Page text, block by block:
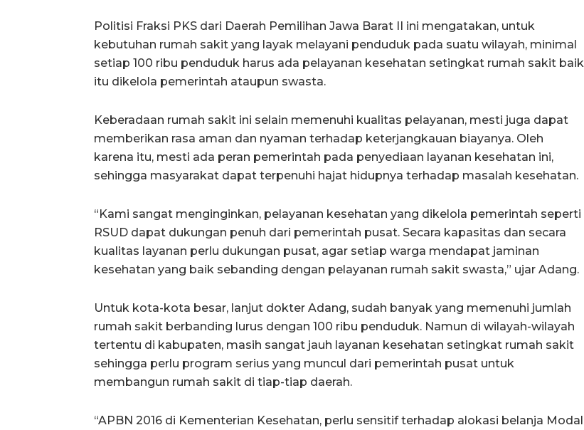
Politisi Fraksi PKS dari Daerah Pemilihan Jawa Barat II ini mengatakan, untuk
kebutuhan rumah sakit yang layak melayani penduduk pada suatu wilayah, minimal
setiap 100 ribu penduduk harus ada pelayanan kesehatan setingkat rumah sakit baik
itu dikelola pemerintah ataupun swasta.
Keberadaan rumah sakit ini selain memenuhi kualitas pelayanan, mesti juga dapat
memberikan rasa aman dan nyaman terhadap keterjangkauan biayanya. Oleh
karena itu, mesti ada peran pemerintah pada penyediaan layanan kesehatan ini,
sehingga masyarakat dapat terpenuhi hajat hidupnya terhadap masalah kesehatan.
“Kami sangat menginginkan, pelayanan kesehatan yang dikelola pemerintah seperti
RSUD dapat dukungan penuh dari pemerintah pusat. Secara kapasitas dan secara
kualitas layanan perlu dukungan pusat, agar setiap warga mendapat jaminan
kesehatan yang baik sebanding dengan pelayanan rumah sakit swasta,” ujar Adang.
Untuk kota-kota besar, lanjut dokter Adang, sudah banyak yang memenuhi jumlah
rumah sakit berbanding lurus dengan 100 ribu penduduk. Namun di wilayah-wilayah
tertentu di kabupaten, masih sangat jauh layanan kesehatan setingkat rumah sakit
sehingga perlu program serius yang muncul dari pemerintah pusat untuk
membangun rumah sakit di tiap-tiap daerah.
“APBN 2016 di Kementerian Kesehatan, perlu sensitif terhadap alokasi belanja Modal